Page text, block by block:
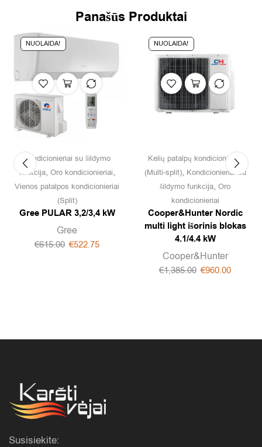
Panašūs Produktai
NUOLAIDA!
Kondicionieriai su šildymo
funkcija, Oro kondicionieriai,
Vienos patalpos kondicionieriai
(Split)
Gree PULAR 3,2/3,4 kW
Gree
€615.00 €522.75
NUOLAIDA!
Kelių patalpų kondicionieriai
(Multi-split), Kondicionieriai su
šildymo funkcija, Oro
kondicionieriai
Cooper&Hunter Nordic
multi light išorinis blokas
4.1/4.4 kW
Cooper&Hunter
€1,385.00 €960.00
Susisiekite: